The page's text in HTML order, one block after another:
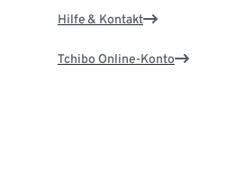
Hilfe & Kontakt
Tchibo Online-Konto